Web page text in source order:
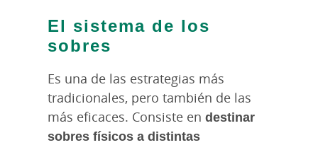
El sistema de los
sobres
Es una de las estrategias más
tradicionales, pero también de las
más eficaces. Consiste en destinar
sobres físicos a distintas